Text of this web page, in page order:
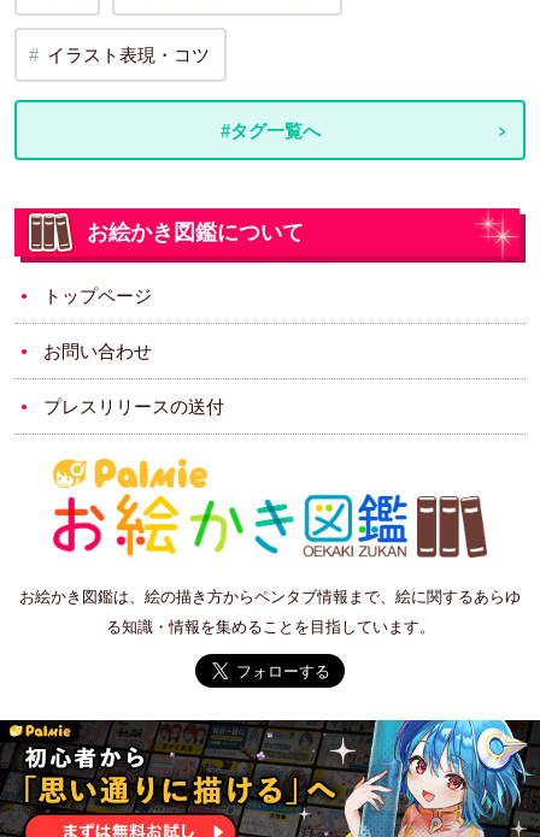
イラスト表現・コツ
#タグ一覧へ
お絵かき図鑑について
トップページ
お問い合わせ
プレスリリースの送付
お絵かき図鑑は、絵の描き方からペンタブ情報まで、絵に関するあらゆ
る知識・情報を集めることを目指しています。